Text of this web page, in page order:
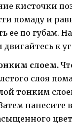
кисточки
помаду и
ее по губам.
двигайтесь к
слоем.
слоя
тонким
нанесите